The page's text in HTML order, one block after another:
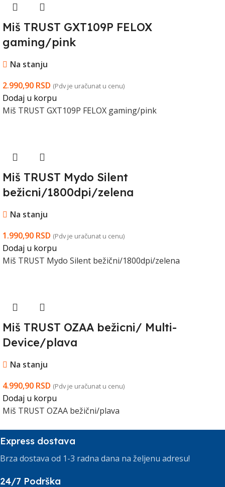
Miš TRUST GXT109P FELOX
gaming/pink
Na stanju
2.990,90 RSD (Pdv je uračunat u cenu)
Dodaj u korpu
Miš TRUST GXT109P FELOX gaming/pink
Miš TRUST Mydo Silent
bežicni/1800dpi/zelena
Na stanju
1.990,90 RSD (Pdv je uračunat u cenu)
Dodaj u korpu
Miš TRUST Mydo Silent bežični/1800dpi/zelena
Miš TRUST OZAA bežicni/ Multi-
Device/plava
Na stanju
4.990,90 RSD (Pdv je uračunat u cenu)
Dodaj u korpu
Miš TRUST OZAA bežični/plava
Express dostava
Brza dostava od 1-3 radna dana na željenu adresu!
24/7 Podrška